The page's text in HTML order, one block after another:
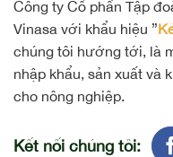
Công ty Cổ phần Tập
Vinasa với khẩu hiệu ”
chúng tôi hướng tới, là
nhập khẩu, sản xuất và
cho nông nghiệp.
Kết nối chúng tôi: